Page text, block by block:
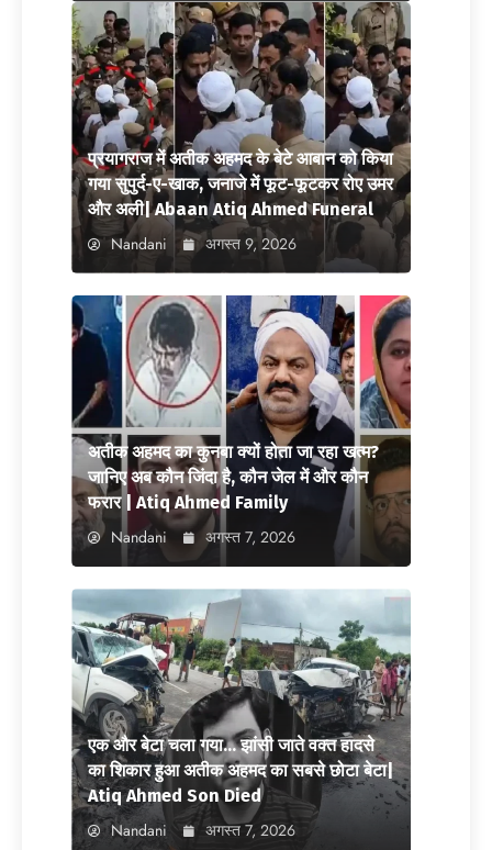
प्रयागराज में अतीक अहमद के बेटे आबान को किया
गया सुपुर्द-ए-खाक, जनाजे में फूट-फूटकर रोए उमर
और अली| Abaan Atiq Ahmed Funeral
Nandani अगस्त 9, 2026
अतीक अहमद का कुनबा क्यों होता जा रहा खत्म?
जानिए अब कौन जिंदा है, कौन जेल में और कौन
फरार | Atiq Ahmed Family
Nandani अगस्त 7, 2026
एक और बेटा चला गया… झांसी जाते वक्त हादसे
का शिकार हुआ अतीक अहमद का सबसे छोटा बेटा|
Atiq Ahmed Son Died
Nandani अगस्त 7, 2026